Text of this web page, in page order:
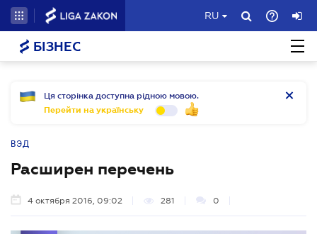
RU
БІЗНЕС
Ця сторінка доступна рідною мовою.
Перейти на українську
ВЭД
Расширен перечень
4 октября 2016, 09:02 281 0